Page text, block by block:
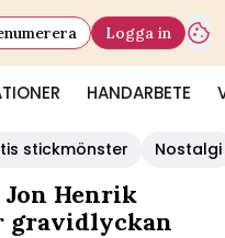
HANDARBETE
Logga in
stickmönster Nostalgi
Henrik
gravidlyckan